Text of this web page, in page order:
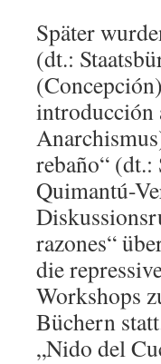
Später
(dt.:
introducción
rebaño“ (dt.:
Quimantú-
razones“
die
Workshops
Büchern
„Nido del